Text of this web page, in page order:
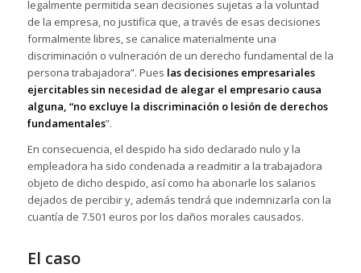
legalmente permitida sean decisiones sujetas a la voluntad
de la empresa, no justifica que, a través de esas decisiones
formalmente libres, se canalice materialmente una
discriminación o vulneración de un derecho fundamental de la
persona trabajadora”. Pues las decisiones empresariales
ejercitables sin necesidad de alegar el empresario causa
alguna, “no excluye la discriminación o lesión de derechos
fundamentales”.
En consecuencia, el despido ha sido declarado nulo y la
empleadora ha sido condenada a readmitir a la trabajadora
objeto de dicho despido, así como ha abonarle los salarios
dejados de percibir y, además tendrá que indemnizarla con la
cuantía de 7.501 euros por los daños morales causados.
El caso